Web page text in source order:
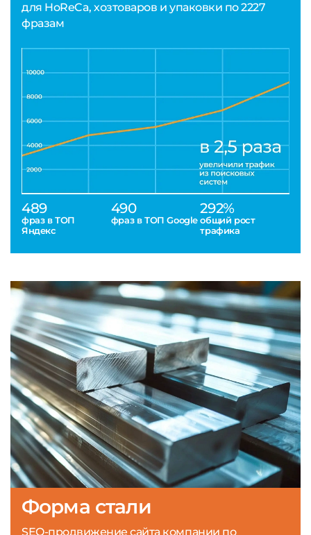
для HoReCa, хозтоваров и упаковки по 2227
фразам
489
фраз в ТОП
Яндекс
490
фраз в ТОП Google
292%
общий рост
трафика
Форма стали
SEO-продвижение сайта компании по